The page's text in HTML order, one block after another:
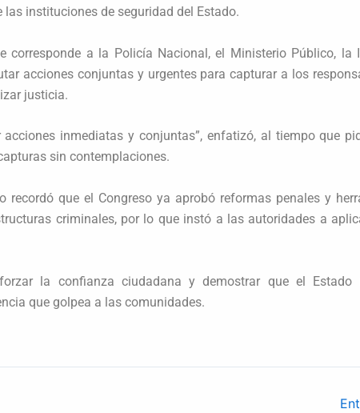
las instituciones de seguridad del Estado.
corresponde a la Policía Nacional, el Ministerio Público, la
acciones conjuntas y urgentes para capturar a los
justicia.
acciones inmediatas y conjuntas”, enfatizó, al tiempo que
sin contemplaciones.
recordó que el Congreso ya aprobó reformas penales y
criminales, por lo que instó a las autoridades a
la confianza ciudadana y demostrar que el Estado
que golpea a las comunidades.